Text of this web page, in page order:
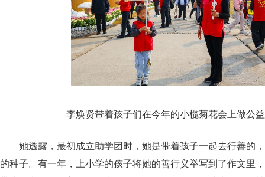
李焕贤带着孩子们在今年的小榄菊花会上做公
她透露，最初成立助学团时，她是带着孩子一起去行善的
的种子。有一年，上小学的孩子将她的善行义举写到了作文里